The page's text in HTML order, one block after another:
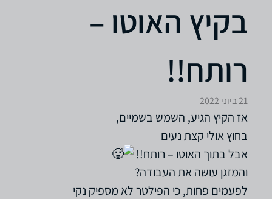
בקיץ האוטו –
רותח!!
21 ביוני 2022
אז הקיץ הגיע, השמש בשמיים,
בחוץ אולי קצת נעים
אבל בתוך האוטו – רותח!!
והמזגן עושה את העבודה?
לפעמים פחות, כי הפילטר לא מספיק נקי